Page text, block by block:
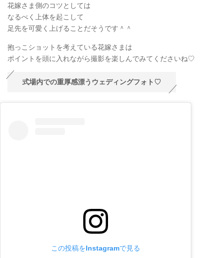
花嫁さま側のコツとしては
なるべく上体を起こして
足先を可愛く上げることだそうです＾＾
抱っこショットを考えている花嫁さまは
ポイントを頭に入れながら撮影を楽しんでみてくださいね♡
式場内での重厚感漂うウェディングフォト♡
この投稿をInstagramで見る